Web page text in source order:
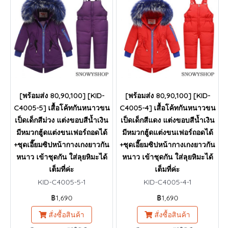
[พร้อมส่ง 80,90,100] [KID-
C4005-5] เสื้อโค้ทกันหนาวขน
เป็ดเด็กสีม่วง แต่งขอบสีน้ำเงิน
มีหมวกฮู้ดแต่งขนเฟอร์ถอดได้
+ชุดเอี๊ยมซิปหน้ากางเกงยาวกัน
หนาว เข้าชุดกัน ใส่ลุยหิมะได้
เต็มที่ค่ะ
KID-C4005-5-1
฿1,690
สั่งซื้อสินค้า
[พร้อมส่ง 80,90,100] [KID-
C4005-4] เสื้อโค้ทกันหนาวขน
เป็ดเด็กสีแดง แต่งขอบสีน้ำเงิน
มีหมวกฮู้ดแต่งขนเฟอร์ถอดได้
+ชุดเอี๊ยมซิปหน้ากางเกงยาวกัน
หนาว เข้าชุดกัน ใส่ลุยหิมะได้
เต็มที่ค่ะ
KID-C4005-4-1
฿1,690
สั่งซื้อสินค้า